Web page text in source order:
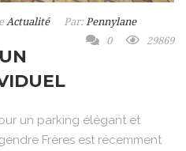
Actualité Par: Pennylane
0
29869
un parking élégant et
Frères est récemment